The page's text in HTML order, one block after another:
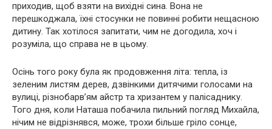
приходив, щоб взяти на вихідні сина. Вона не
перешкоджала, їхні стосунки не повинні робити нещасною
дитину. Так хотілося запитати, чим не догодила, хоч і
розуміла, що справа не в цьому.
Осінь того року була як продовження літа: тепла, із
зеленим листям дерев, дзвінкими дитячими голосами на
вулиці, різнобарв’ям айстр та хризантем у палісаднику.
Того дня, коли Наташа побачила пильний погляд Михайла,
нічим не відрізнявся, може, трохи більше гріло сонце,